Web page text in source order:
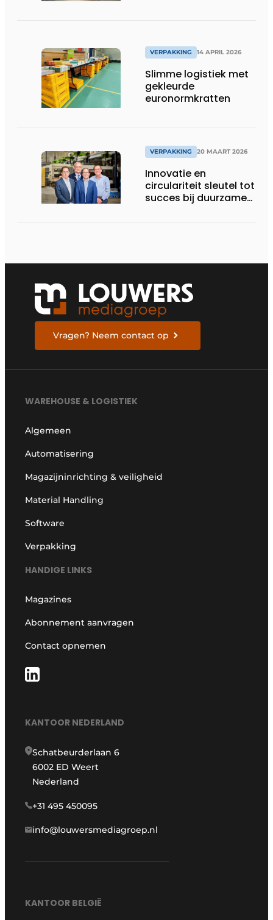
VERPAKKING 14 APRIL 2026
Slimme logistiek met
gekleurde
euronormkratten
VERPAKKING 20 MAART 2026
Innovatie en
circulariteit sleutel tot
succes bij duurzame
Vragen? Neem contact op
WAREHOUSE & LOGISTIEK
Algemeen
Automatisering
Magazijninrichting & veiligheid
Material Handling
Software
Verpakking
HANDIGE LINKS
Magazines
Abonnement aanvragen
Contact opnemen
KANTOOR NEDERLAND
Schatbeurderlaan 6
6002 ED Weert
Nederland
+31 495 450095
info@louwersmediagroep.nl
KANTOOR BELGIË